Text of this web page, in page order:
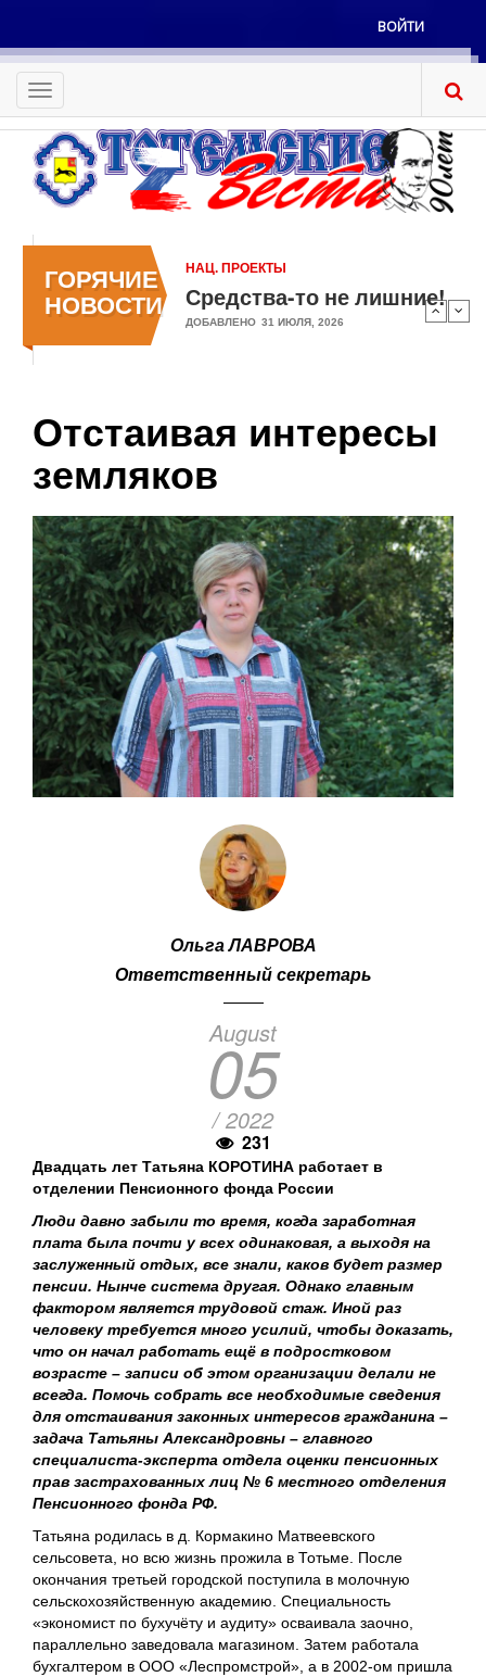
основному
содержанию
Меню
учётной
записи
пользователя
ВОЙТИ
Toggle
navigation
ГОРЯЧИЕ
НОВОСТИ
НАЦ. ПРОЕКТЫ
Средства-то не лишние!
ДОБАВЛЕНО 31 ИЮЛЯ, 2026
Отстаивая интересы
земляков
Ольга ЛАВРОВА
Ответственный секретарь
August
05
/ 2022
231
Двадцать лет Татьяна КОРОТИНА работает в
отделении Пенсионного фонда России
Люди давно забыли то время, когда заработная
плата была почти у всех одинаковая, а выходя на
заслуженный отдых, все знали, каков будет размер
пенсии. Нынче система другая. Однако главным
фактором является трудовой стаж. Иной раз
человеку требуется много усилий, чтобы доказать,
что он начал работать ещё в подростковом
возрасте – записи об этом организации делали не
всегда. Помочь собрать все необходимые сведения
для отстаивания законных интересов гражданина –
задача Татьяны Александровны – главного
специалиста-эксперта отдела оценки пенсионных
прав застрахованных лиц № 6 местного отделения
Пенсионного фонда РФ.
Татьяна родилась в д. Кормакино Матвеевского
сельсовета, но всю жизнь прожила в Тотьме. После
окончания третьей городской поступила в молочную
сельскохозяйственную академию. Специальность
«экономист по бухучёту и аудиту» осваивала заочно,
параллельно заведовала магазином. Затем работала
бухгалтером в ООО «Леспромстрой», а в 2002-ом пришла